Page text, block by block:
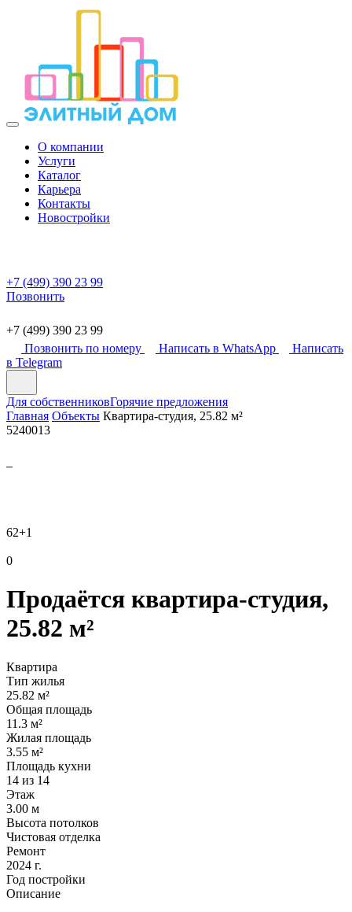
О компании
Услуги
Каталог
Карьера
Контакты
Новостройки
+7 (499) 390 23 99
Позвонить
+7 (499) 390 23 99
Позвонить по номеру
Написать в WhatsApp
Написать
в Telegram
Для собственниковГорячие предложения
Главная Объекты Квартира-студия, 25.82 м²
5240013
62+1
0
Продаётся квартира-студия,
25.82 м²
Квартира
Тип жилья
25.82 м²
Общая площадь
11.3 м²
Жилая площадь
3.55 м²
Площадь кухни
14 из 14
Этаж
3.00 м
Высота потолков
Чистовая отделка
Ремонт
2024 г.
Год постройки
Описание